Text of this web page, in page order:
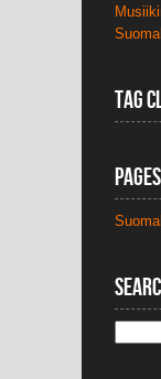
Tag
Pages